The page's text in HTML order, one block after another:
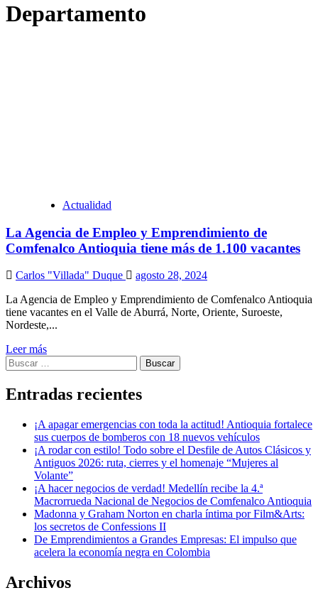
Departamento
Actualidad
La Agencia de Empleo y Emprendimiento de
Comfenalco Antioquia tiene más de 1.100 vacantes
Carlos "Villada" Duque
agosto 28, 2024
La Agencia de Empleo y Emprendimiento de Comfenalco Antioquia
tiene vacantes en el Valle de Aburrá, Norte, Oriente, Suroeste,
Nordeste,...
Leer más
Buscar:
Entradas recientes
¡A apagar emergencias con toda la actitud! Antioquia fortalece
sus cuerpos de bomberos con 18 nuevos vehículos
¡A rodar con estilo! Todo sobre el Desfile de Autos Clásicos y
Antiguos 2026: ruta, cierres y el homenaje “Mujeres al
Volante”
¡A hacer negocios de verdad! Medellín recibe la 4.ª
Macrorrueda Nacional de Negocios de Comfenalco Antioquia
Madonna y Graham Norton en charla íntima por Film&Arts:
los secretos de Confessions II
De Emprendimientos a Grandes Empresas: El impulso que
acelera la economía negra en Colombia
Archivos